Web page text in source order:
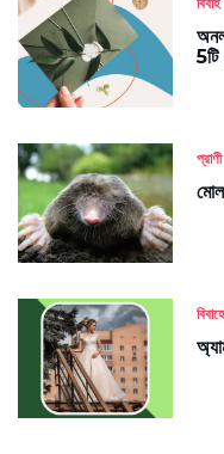
প্রাণী
মোল